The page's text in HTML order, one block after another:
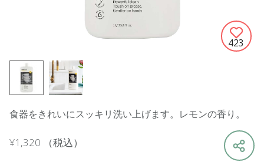
423
食器をきれいにスッキリ洗い上げます。レモンの香り。
¥1,320 （税込）